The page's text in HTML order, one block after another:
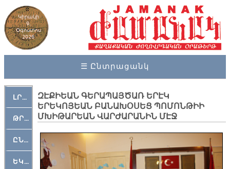
Կիրակի
9,
Օգոստոս
2026
☰ Ընտրացանկ
ԼՐԱՀՈՍ
ԹՐՔԱՀԱՅ ԿԵԱՆՔ
ԸՆԿԵՐԱՄՇԱԿՈՒԹԱՅԻՆ
ԵԿԵՂԵՑԱԿԱՆ
ԶԷՔԻԵԱՆ ԳԵՐԱՊԱՅԾԱՌ ԵՐԷԿ
ԵՐԵԿՈՅԵԱՆ ԲԱՆԱԽՕՍԵՑ ՊՈՄՈՆԹԻԻ
ՄԽԻԹԱՐԵԱՆ ՎԱՐԺԱՐԱՆԻՆ ՄԷՋ